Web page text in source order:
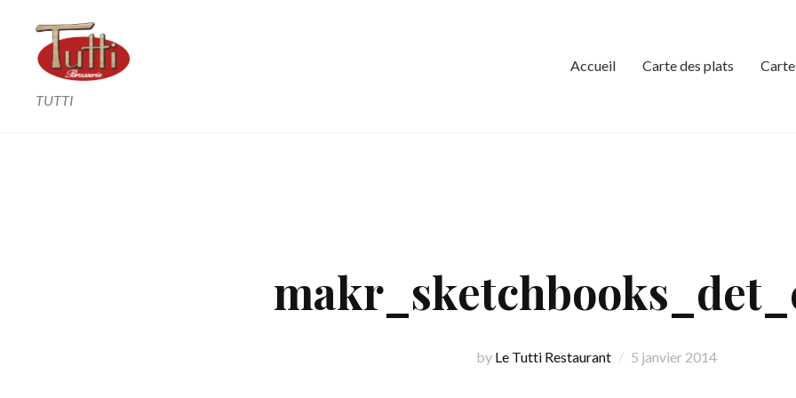
TUTTI
Accueil Carte des plats
by Le Tutti Restaurant 5 janvier 2014